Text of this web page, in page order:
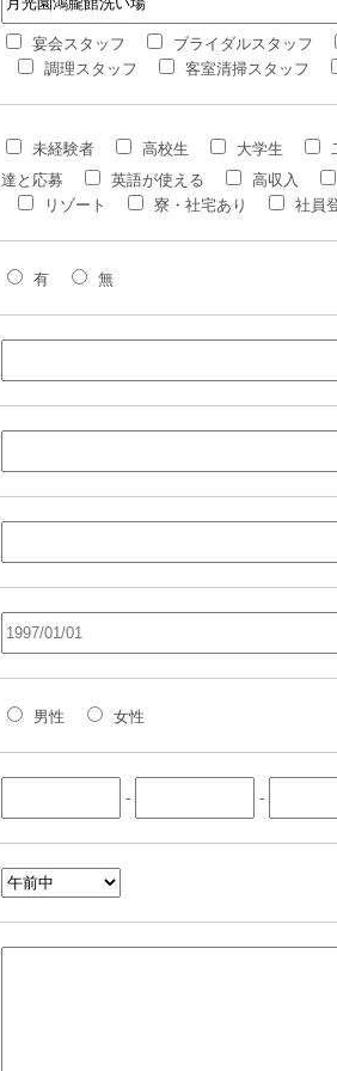
宴会スタッフ ブライダルスタッフ
調理スタッフ
客室清掃スタッフ
未経験者 高校生 大学生
達と応募
英語が使える 高収入
リゾート
寮・社宅あり 社員
有 無
男性 女性
- -